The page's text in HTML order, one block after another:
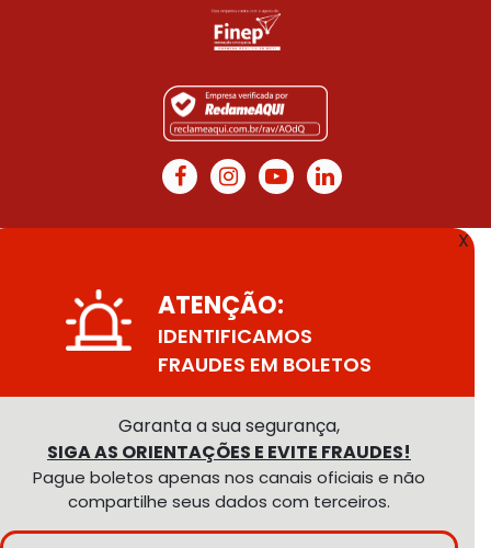
X
ATENÇÃO:
IDENTIFICAMOS
FRAUDES EM BOLETOS
Garanta a sua segurança,
SIGA AS ORIENTAÇÕES E EVITE FRAUDES!
Pague boletos apenas nos canais oficiais e não
compartilhe seus dados com terceiros.